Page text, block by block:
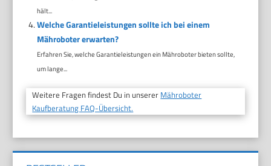
hält...
Welche Garantieleistungen sollte ich bei einem
Mähroboter erwarten?
Erfahren Sie, welche Garantieleistungen ein Mähroboter bieten sollte,
um lange...
Weitere Fragen findest Du in unserer Mähroboter
Kaufberatung FAQ-Übersicht.